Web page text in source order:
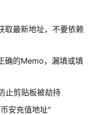
取最新地址，不要依赖
确的Memo，漏填或填
止剪贴板被劫持
安充值地址"